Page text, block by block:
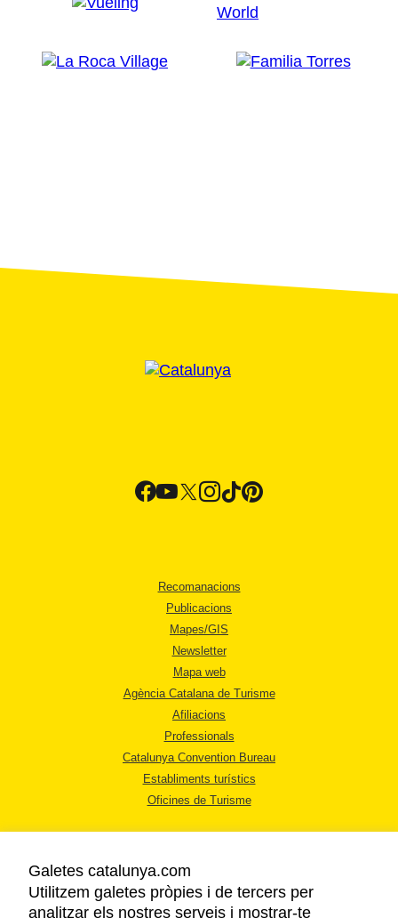
Recomanacions
Publicacions
Mapes/GIS
Newsletter
Mapa web
Agència Catalana de Turisme
Afiliacions
Professionals
Catalunya Convention Bureau
Establiments turístics
Oficines de Turisme
Galetes catalunya.com
Utilitzem galetes pròpies i de tercers per
analitzar els nostres serveis i mostrar-te